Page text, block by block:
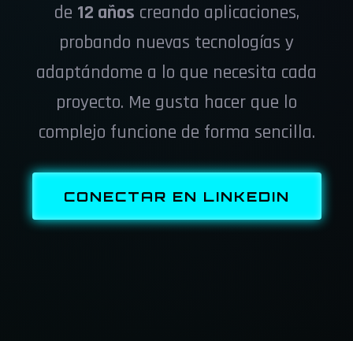
de 12 años creando aplicaciones,
probando nuevas tecnologías y
adaptándome a lo que necesita cada
proyecto. Me gusta hacer que lo
complejo funcione de forma sencilla.
CONECTAR EN LINKEDIN